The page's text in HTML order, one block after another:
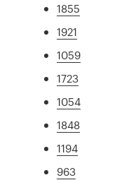
1855
1921
1059
1723
1054
1848
1194
963